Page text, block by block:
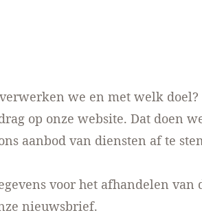
we en met welk doel?
op onze website. Dat doen
aanbod van diensten af te
voor het afhandelen van
nieuwsbrief.